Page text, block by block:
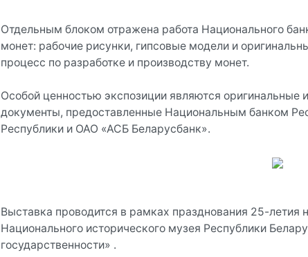
Отдельным блоком отражена работа Национального
монет: рабочие рисунки, гипсовые модели и
процесс по разработке и производству монет.
Особой ценностью экспозиции являются
документы, предоставленные Национальным банком
Республики и ОАО «АСБ Беларусбанк».
Выставка проводится в рамках празднования 25-летия
Национального исторического музея Республики
государственности» .